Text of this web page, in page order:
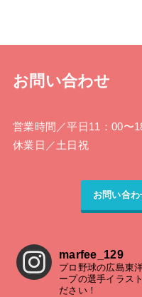
お問い合わせ
営業時間 ／平日11：00〜
休業日 ／土日祝
お問い合
marfee_129
プロ野球の広島東
ープの選手イラス
ださい！